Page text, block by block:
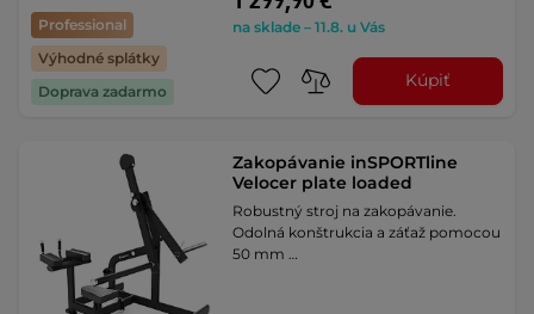
Professional
Výhodné splátky
Doprava zadarmo
na sklade – 11.8. u Vás
Kúpiť
Zakopávanie inSPORTline
Velocer plate loaded
Robustný stroj na zakopávanie.
Odolná konštrukcia a záťaž pomocou
50 mm …